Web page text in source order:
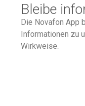
Bleibe
Die Novafon App
Informationen zu
Wirkweise.